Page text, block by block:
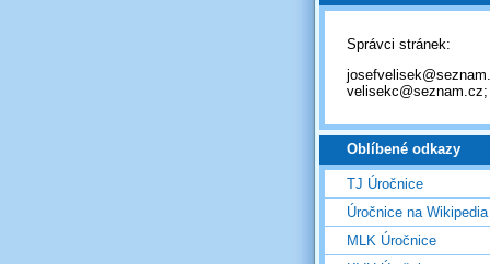
Správci stránek:
velisekc@seznam.cz;
Oblíbené odkazy
TJ Úročnice
Úročnice na Wikipedia
MLK Úročnice